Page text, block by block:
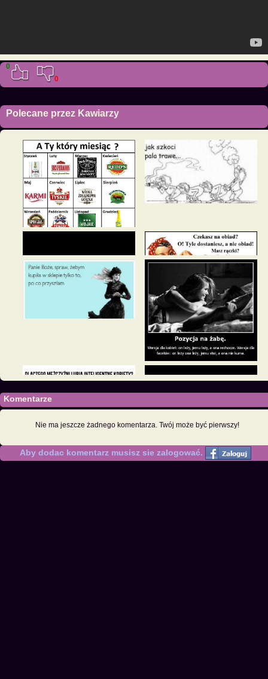
0
0
Polecane przez Kawiarzy
Komentarze
Nie ma jeszcze żadnego komentarza. Twój może być pierwszy!
Aby dodac komentarz musisz sie zalogować.